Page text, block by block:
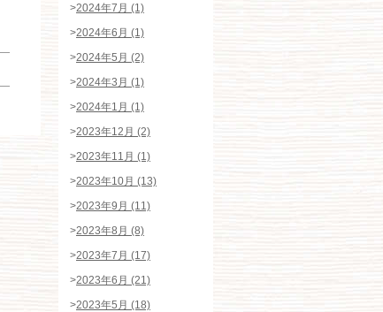
>2024年7月 (1)
>2024年6月 (1)
>2024年5月 (2)
>2024年3月 (1)
>2024年1月 (1)
>2023年12月 (2)
>2023年11月 (1)
>2023年10月 (13)
>2023年9月 (11)
>2023年8月 (8)
>2023年7月 (17)
>2023年6月 (21)
>2023年5月 (18)